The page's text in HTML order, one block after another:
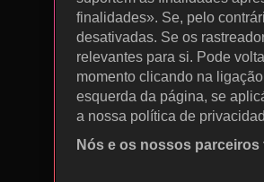
finalidades». Se, pelo
desativadas. Se os
relevantes para si. Pode
momento clicando na
esquerda da página, se
a nossa política de
Nós e os nossos